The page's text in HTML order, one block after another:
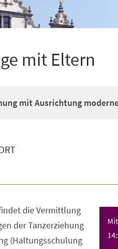
mit Eltern
mit Ausrichtung
die Vermittlung
der Tanzerziehung
(Haltungsschulung